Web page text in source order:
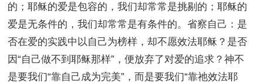
的；耶稣的爱是包容的，我们却常常是挑剔的；耶稣的
爱是无条件的，我们却常常是有条件的。省察自己：是
否在爱的实践中以自己为榜样，却不愿效法耶稣？是否
因“自己做不到耶稣那样”，便放弃了对爱的追求？神不
是要我们“靠自己成为完美”，而是要我们“靠祂效法耶